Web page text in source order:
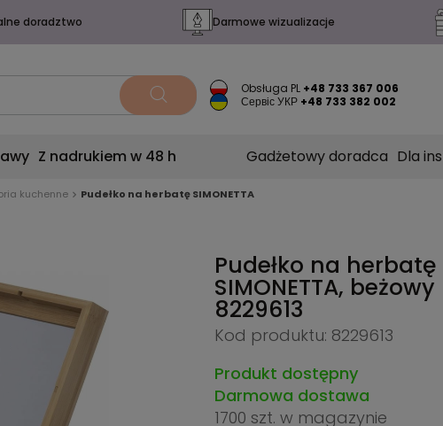
doradztwo Darmowe wizualizacje
Obsługa PL +48 733 367 006
Сервіс УКР +48 733 382 002
Z nadrukiem w 48 h Gadżetowy doradca Dla
kuchenne Pudełko na herbatę SIMONETTA
Pudełko na herbatę
SIMONETTA, beżowy
8229613
Kod produktu: 8229613
Produkt dostępny
Darmowa dostawa
1700 szt. w magazynie